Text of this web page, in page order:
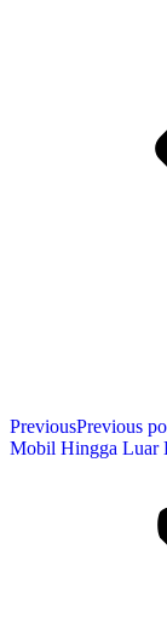
PreviousPrevious
Mobil Hingga Luar